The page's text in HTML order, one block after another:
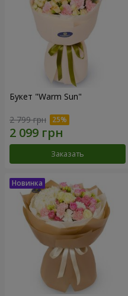
Букет "Warm Sun"
2 799 грн
Заказать